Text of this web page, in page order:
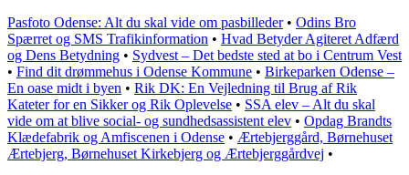
Pasfoto Odense: Alt du skal vide om pasbilleder• Odins Bro
Spærret og SMS Trafikinformation • Hvad Betyder Agiteret Adfærd
og Dens Betydning • Sydvest – Det bedste sted at bo i Centrum Vest
• Find dit drømmehus i Odense Kommune • Birkeparken Odense –
En oase midt i byen • Rik DK: En Vejledning til Brug af Rik
Kateter for en Sikker og Rik Oplevelse • SSA elev – Alt du skal
vide om at blive social- og sundhedsassistent elev • Opdag Brandts
Klædefabrik og Amfiscenen i Odense • Ærtebjerggård, Børnehuset
Ærtebjerg, Børnehuset Kirkebjerg og Ærtebjerggårdvej •